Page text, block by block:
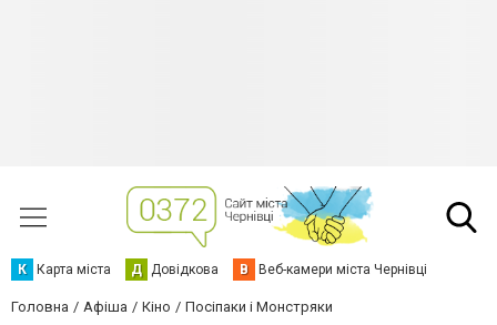
К Карта міста Д Довідкова В Веб-камери міста Чернівці
Головна Афіша Кіно Посіпаки і Монстряки